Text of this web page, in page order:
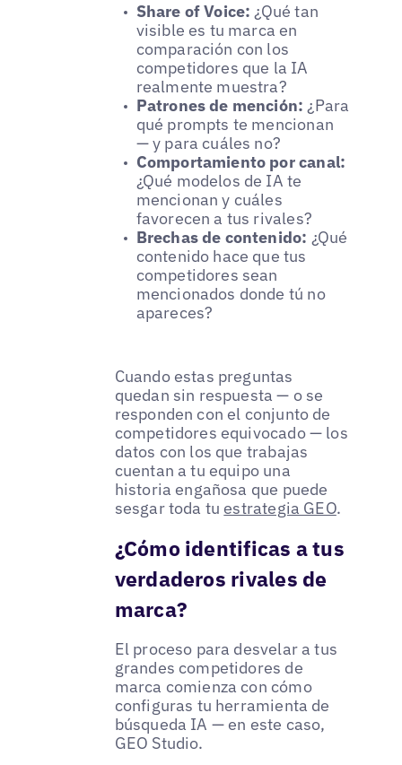
Share of Voice: ¿Qué tan
visible es tu marca en
comparación con los
competidores que la IA
realmente muestra?
Patrones de mención: ¿Para
qué prompts te mencionan
— y para cuáles no?
Comportamiento por canal:
¿Qué modelos de IA te
mencionan y cuáles
favorecen a tus rivales?
Brechas de contenido: ¿Qué
contenido hace que tus
competidores sean
mencionados donde tú no
apareces?
Cuando estas preguntas
quedan sin respuesta — o se
responden con el conjunto de
competidores equivocado — los
datos con los que trabajas
cuentan a tu equipo una
historia engañosa que puede
sesgar toda tu estrategia GEO.
¿Cómo identificas a tus
verdaderos rivales de
marca?
El proceso para desvelar a tus
grandes competidores de
marca comienza con cómo
configuras tu herramienta de
búsqueda IA — en este caso,
GEO Studio.